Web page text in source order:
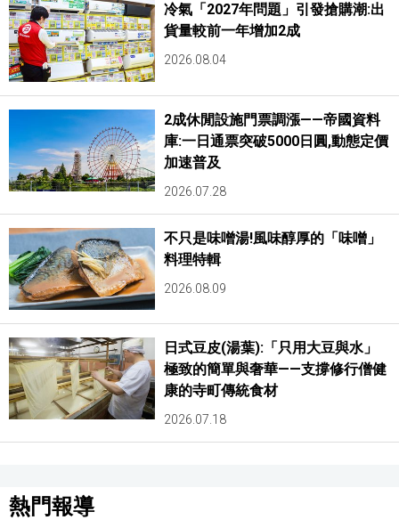
冷氣「2027年問題」引發搶購潮:出
貨量較前一年增加2成
2026.08.04
2成休閒設施門票調漲——帝國資料
庫:一日通票突破5000日圓,動態定價
加速普及
2026.07.28
不只是味噌湯!風味醇厚的「味噌」
料理特輯
2026.08.09
日式豆皮(湯葉):「只用大豆與水」
極致的簡單與奢華——支撐修行僧健
康的寺町傳統食材
2026.07.18
熱門報導